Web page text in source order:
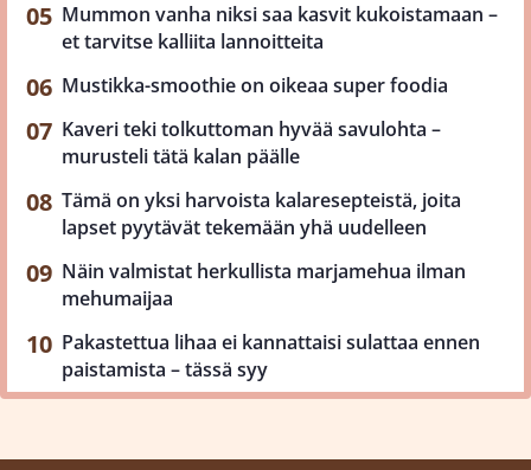
Mummon vanha niksi saa kasvit kukoistamaan –
et tarvitse kalliita lannoitteita
Mustikka-smoothie on oikeaa super foodia
Kaveri teki tolkuttoman hyvää savulohta –
murusteli tätä kalan päälle
Tämä on yksi harvoista kalaresepteistä, joita
lapset pyytävät tekemään yhä uudelleen
Näin valmistat herkullista marjamehua ilman
mehumaijaa
Pakastettua lihaa ei kannattaisi sulattaa ennen
paistamista – tässä syy